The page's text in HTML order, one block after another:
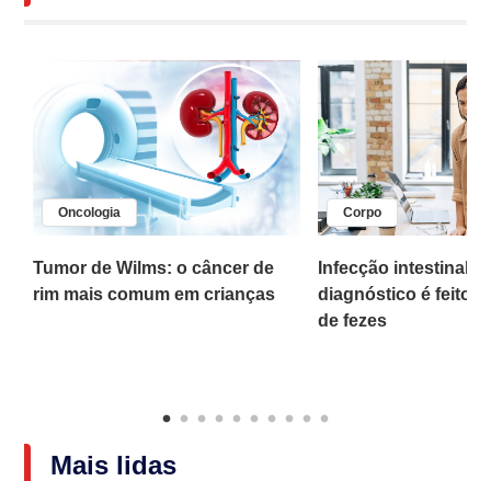
Oncologia
Tumor de Wilms: o câncer de
rim mais comum em crianças
Corpo
Infecção intestinal
diagnóstico é feito
de fezes
Mais lidas